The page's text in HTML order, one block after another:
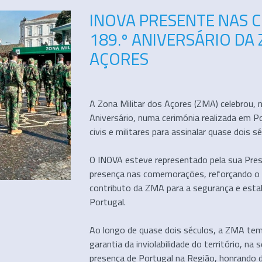
INOVA PRESENTE NAS
189.º ANIVERSÁRIO
AÇORES
A Zona Militar dos Açores (ZMA)
Aniversário, numa cerimónia realizada em
civis e militares para assinalar quase dois
O INOVA esteve representado pela sua
presença nas comemorações, reforçando
contributo da ZMA para a segurança e
Portugal.
Ao longo de quase dois séculos, a ZMA
garantia da inviolabilidade do território, na
presença de Portugal na Região, honrando